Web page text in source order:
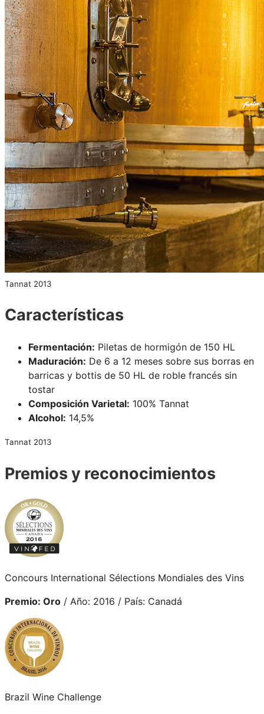
Tannat 2013
Características
Fermentación: Piletas de hormigón de 150 HL
Maduración: De 6 a 12 meses sobre sus borras en
barricas y bottis de 50 HL de roble francés sin
tostar
Composición Varietal: 100% Tannat
Alcohol: 14,5%
Tannat 2013
Premios y reconocimientos
Concours International Sélections Mondiales des Vins
Premio: Oro / Año: 2016 / País: Canadá
Brazil Wine Challenge